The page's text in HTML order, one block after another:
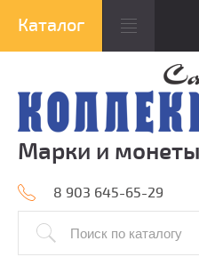
Марки и
8 903 645-65-29